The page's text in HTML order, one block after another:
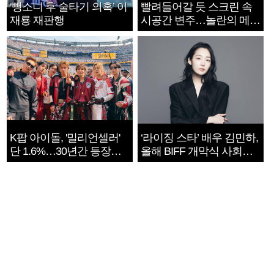
‘뺑소니 후 술타기 의혹’ 이
재룡 재판행
빨려들어갈 듯 스크린 속
시공간 변주…놀란의 메시
지는 ‘전쟁 속죄’
K팝 아이돌, '밀리언셀러'
단 1.6%…30년간 등장
1182개팀 전수조사
‘라이징 스타’ 배우 김민하,
올해 BIFF 개막식 사회자
확정